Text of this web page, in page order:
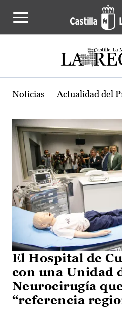
Actualidad de la
Noticias Actualidad del
El Hospital de
con una Unidad
Neurocirugía
“referencia